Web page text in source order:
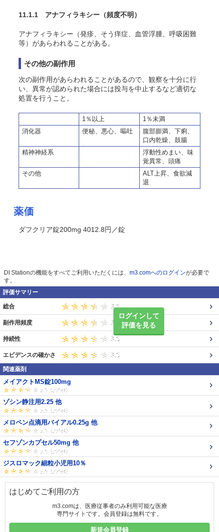
11.1.1 アナフィラキシー （頻度不明）
アナフィラキシー（発疹、そう痒症、血管浮腫、呼吸困難
等）があらわれることがある。
その他の副作用
次の副作用があらわれることがあるので、観察を十分に行
い、異常が認められた場合には投与を中止するなど適切な
処置を行うこと。
1％以上
1％未満
消化器
便秘、悪心、嘔吐
腹部膨満、下痢、
口内乾燥、鼓腸
精神神経系
浮動性めまい、味
覚異常、頭痛
その他
ALT上昇、食欲減
退
薬価
ダフクリア錠200mg 4012.8円／錠
DI Stationの機能をすべてご利用いただくには、 m3.comへのログインが必要で
す。
評価サマリー
ログインして
評価を見る
総合
副作用頻度
持続性
エビデンスの確かさ
関連薬剤
メイアクトMS錠100mg
ゾシン静注用2.25 他
メロペン点滴用バイアル0.25g 他
セフゾンカプセル50mg 他
ジスロマック細粒小児用10％
はじめてご利用の方
m3.comは、医療従事者のみ利用可能な医療
専門サイトです。会員登録は無料です。
新規会員登録